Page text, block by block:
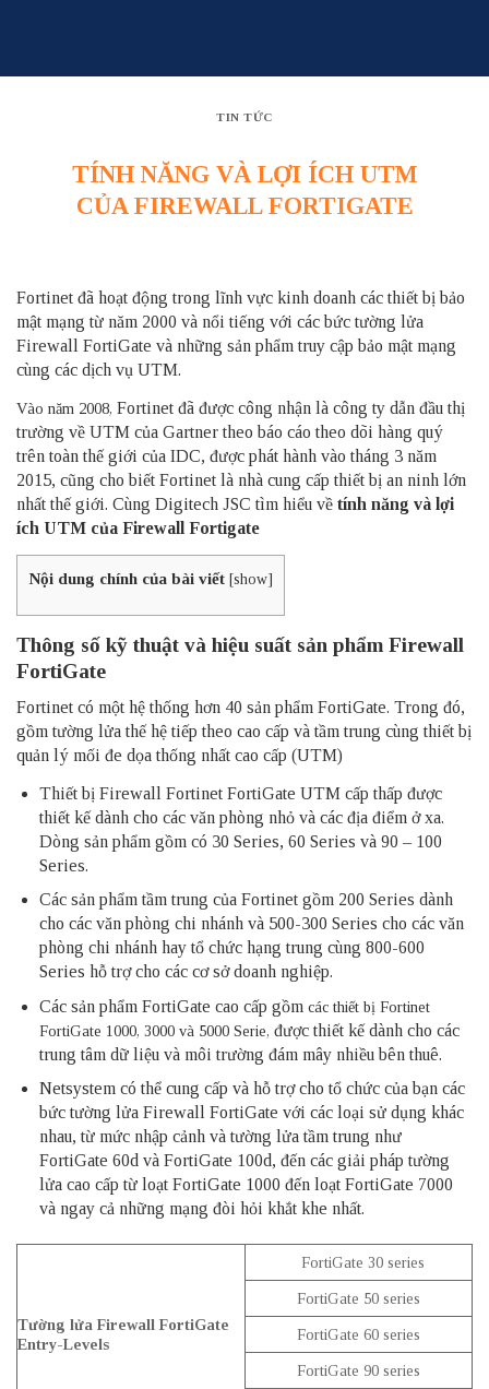
TIN TỨC
TÍNH NĂNG VÀ LỢI ÍCH UTM
CỦA FIREWALL FORTIGATE
Fortinet đã hoạt động trong lĩnh vực kinh doanh các thiết bị bảo
mật mạng từ năm 2000 và nổi tiếng với các bức tường lửa
Firewall FortiGate và những sản phẩm truy cập bảo mật mạng
cùng các dịch vụ UTM.
Vào năm 2008, Fortinet đã được công nhận là công ty dẫn đầu thị
trường về UTM của Gartner theo báo cáo theo dõi hàng quý
trên toàn thế giới của IDC, được phát hành vào tháng 3 năm
2015, cũng cho biết Fortinet là nhà cung cấp thiết bị an ninh lớn
nhất thế giới. Cùng Digitech JSC tìm hiểu về tính năng và lợi
ích UTM của Firewall Fortigate
Nội dung chính của bài viết [show]
Thông số kỹ thuật và hiệu suất sản phẩm Firewall
FortiGate
Fortinet có một hệ thống hơn 40 sản phẩm FortiGate. Trong đó,
gồm tường lửa thế hệ tiếp theo cao cấp và tầm trung cùng thiết bị
quản lý mối đe dọa thống nhất cao cấp (UTM)
Thiết bị Firewall Fortinet FortiGate UTM cấp thấp được
thiết kế dành cho các văn phòng nhỏ và các địa điểm ở xa.
Dòng sản phẩm gồm có 30 Series, 60 Series và 90 – 100
Series.
Các sản phẩm tầm trung của Fortinet gồm 200 Series dành
cho các văn phòng chi nhánh và 500-300 Series cho các văn
phòng chi nhánh hay tổ chức hạng trung cùng 800-600
Series hỗ trợ cho các cơ sở doanh nghiệp.
Các sản phẩm FortiGate cao cấp gồm các thiết bị Fortinet
FortiGate 1000, 3000 và 5000 Serie, được thiết kế dành cho các
trung tâm dữ liệu và môi trường đám mây nhiều bên thuê.
Netsystem có thể cung cấp và hỗ trợ cho tổ chức của bạn các
bức tường lửa Firewall FortiGate với các loại sử dụng khác
nhau, từ mức nhập cảnh và tường lửa tầm trung như
FortiGate 60d và FortiGate 100d, đến các giải pháp tường
lửa cao cấp từ loạt FortiGate 1000 đến loạt FortiGate 7000
và ngay cả những mạng đòi hỏi khắt khe nhất.
Tường lửa Firewall FortiGate
Entry-Levels
FortiGate 30 series
FortiGate 50 series
FortiGate 60 series
FortiGate 90 series